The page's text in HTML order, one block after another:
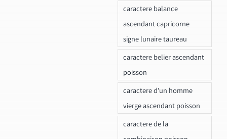
caractere balance
ascendant capricorne
signe lunaire taureau
caractere belier ascendant
poisson
caractere d'un homme
vierge ascendant poisson
caractere de la